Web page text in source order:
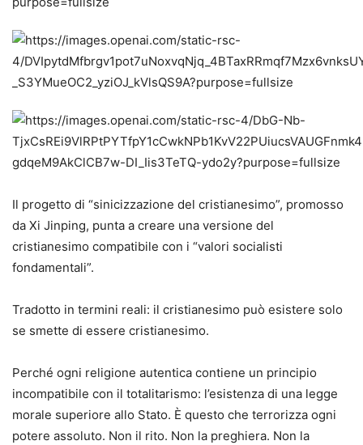
Il progetto di “sinicizzazione del cristianesimo”, promosso
da Xi Jinping, punta a creare una versione del
cristianesimo compatibile con i “valori socialisti
fondamentali”.
Tradotto in termini reali: il cristianesimo può esistere solo
se smette di essere cristianesimo.
Perché ogni religione autentica contiene un principio
incompatibile con il totalitarismo: l’esistenza di una legge
morale superiore allo Stato. È questo che terrorizza ogni
potere assoluto. Non il rito. Non la preghiera. Non la